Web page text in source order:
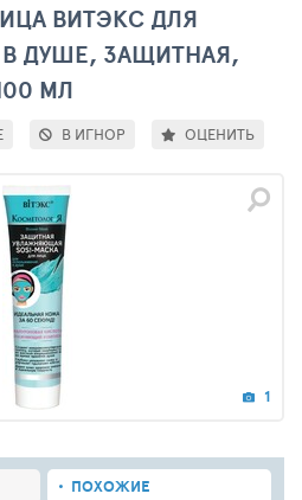
ВИТЭКС ДЛЯ
ДУШЕ, ЗАЩИТНАЯ,
МЛ
1
В ИГНОР ОЦЕНИТЬ
ПОХОЖИЕ